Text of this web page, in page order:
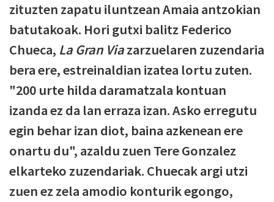
zituzten zapatu iluntzean Amaia antzokian
batutakoak. Hori gutxi balitz Federico
Chueca, La Gran Viazarzuelaren zuzendaria
bera ere, estreinaldian izatea lortu zuten.
"200 urte hilda daramatzala kontuan
izanda ez da lan erraza izan. Asko erregutu
egin behar izan diot, baina azkenean ere
onartu du", azaldu zuen Tere Gonzalez
elkarteko zuzendariak. Chuecak argi utzi
zuen ez zela amodio konturik egongo,